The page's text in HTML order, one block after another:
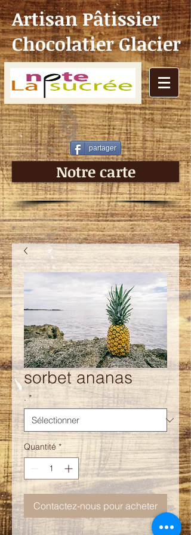
Artisan Pâtissier
Chocolatier Glacier
partager
Notre carte
sorbet ananas
. *
Quantité *
Contactez-nous pour acheter